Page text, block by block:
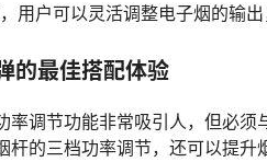
用户可以灵活调整电子烟的输
的最佳搭配体验
率调节功能非常吸引人，但必
杆的三档功率调节，还可以提升